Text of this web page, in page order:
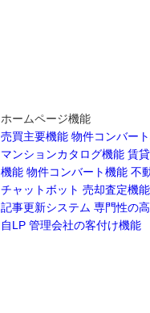
ホームページ機能
売買主要機能 物件コンバー
マンションカタログ機能 賃
機能 物件コンバート機能 不
チャットボット 売却査定機
記事更新システム 専門性の
自LP 管理会社の客付け機能